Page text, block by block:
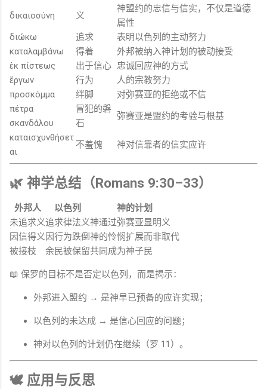
δικαιοσύνη
义
神盟约的忠信与信实，不仅是道德
属性
διώκω
追求
表明以色列的主动努力
καταλαμβάνω
得着
外邦被纳入神计划的被动接受
ἐκ πίστεως
出于信心 忠诚回应神的方式
ἔργων
行为
人的宗教努力
προσκόμμα
绊脚
对弥赛亚的拒绝或不信
πέτρα
σκανδάλου
冒犯的磐
石
弥赛亚是盟约的考验与根基
καταισχυνθήσετ
αι
不羞愧 神对信靠者的信实应许
🌿 神学总结（Romans 9:30–33）
外邦人 以色列
神的计划
未追求义追求律法义神通过弥赛亚显明义
因信得义 因行为跌倒神的怜悯扩展而非取代
被接枝
余民被保留共同成为神子民
📖 保罗的目标不是否定以色列，而是揭示：
外邦进入盟约 → 是神早已预备的应许实现；
以色列的未达成 → 是信心回应的问题；
神对以色列的计划仍在继续（罗 11）。
🕊 应用与反思